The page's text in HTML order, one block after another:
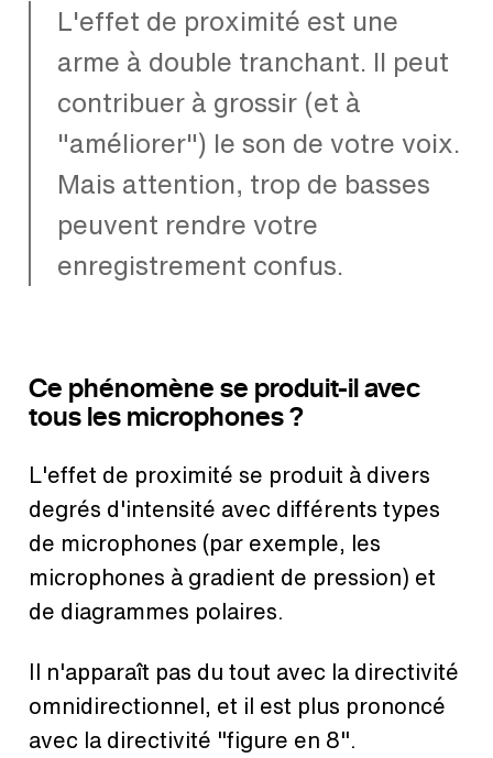
L'effet de proximité est une
arme à double tranchant. Il peut
contribuer à grossir (et à
"améliorer") le son de votre voix.
Mais attention, trop de basses
peuvent rendre votre
enregistrement confus.
Ce phénomène se produit-il avec
tous les microphones ?
L'effet de proximité se produit à divers
degrés d'intensité avec différents types
de microphones (par exemple, les
microphones à gradient de pression) et
de diagrammes polaires.
Il n'apparaît pas du tout avec la directivité
omnidirectionnel, et il est plus prononcé
avec la directivité "figure en 8".